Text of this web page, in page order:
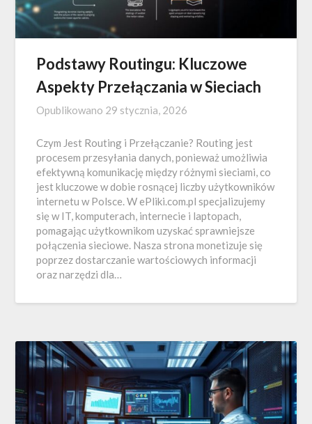
Podstawy Routingu: Kluczowe
Aspekty Przełączania w Sieciach
Opublikowano 29 stycznia, 2026
Czym Jest Routing i Przełączanie? Routing jest
procesem przesyłania danych, ponieważ umożliwia
efektywną komunikację między różnymi sieciami, co
jest kluczowe w dobie rosnącej liczby użytkowników
internetu w Polsce. W ePliki.com.pl specjalizujemy
się w IT, komputerach, internecie i laptopach,
pomagając użytkownikom uzyskać sprawniejsze
połączenia sieciowe. Nasza strona monetizuje się
poprzez dostarczanie wartościowych informacji
oraz narzędzi dla…